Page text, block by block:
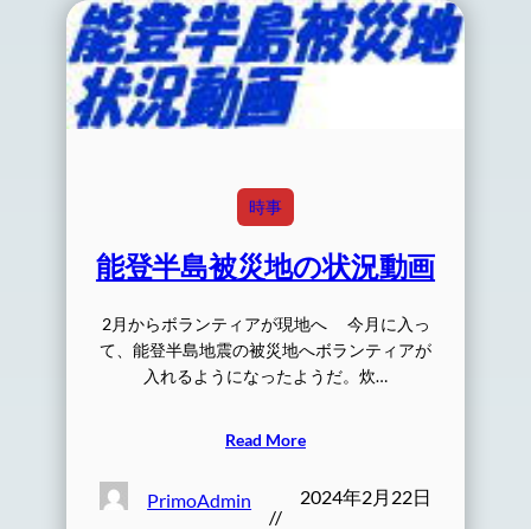
時事
能登半島被災地の状況動画
2月からボランティアが現地へ 今月に入っ
て、能登半島地震の被災地へボランティアが
入れるようになったようだ。炊…
Read More
PrimoAdmin
//
2024年2月22日